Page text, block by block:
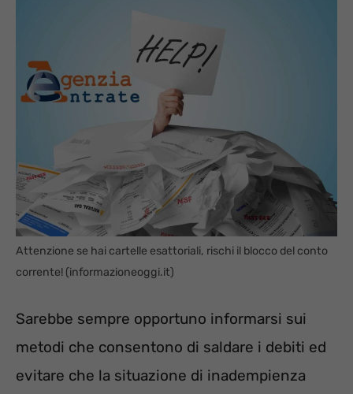
Attenzione se hai cartelle esattoriali, rischi il blocco del conto
corrente! (informazioneoggi.it)
Sarebbe sempre opportuno informarsi sui
metodi che consentono di saldare i debiti ed
evitare che la situazione di inadempienza